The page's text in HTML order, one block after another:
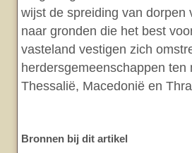
wijst de spreiding van dorpen
naar gronden die het best
vasteland vestigen zich
herdersgemeenschappen
Thessalië, Macedonië en
Bronnen bij dit artikel